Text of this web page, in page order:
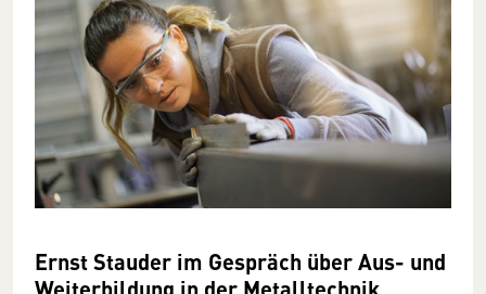
Ernst Stauder im Gespräch über Aus- und